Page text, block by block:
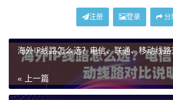
景决定了你应该把钱花在刀刃上。
在寻找“英国长效动态IP代理”之前，请
速度、是隐匿性、是海量数量，还是
这一点，你才能不被五花八门的广告
谱的解决方案。
注册 登录 分
海外IP线路怎么选？电信、联通、移动线
« 上一篇